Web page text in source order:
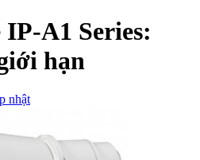
A1 Series:
hạn
nhật